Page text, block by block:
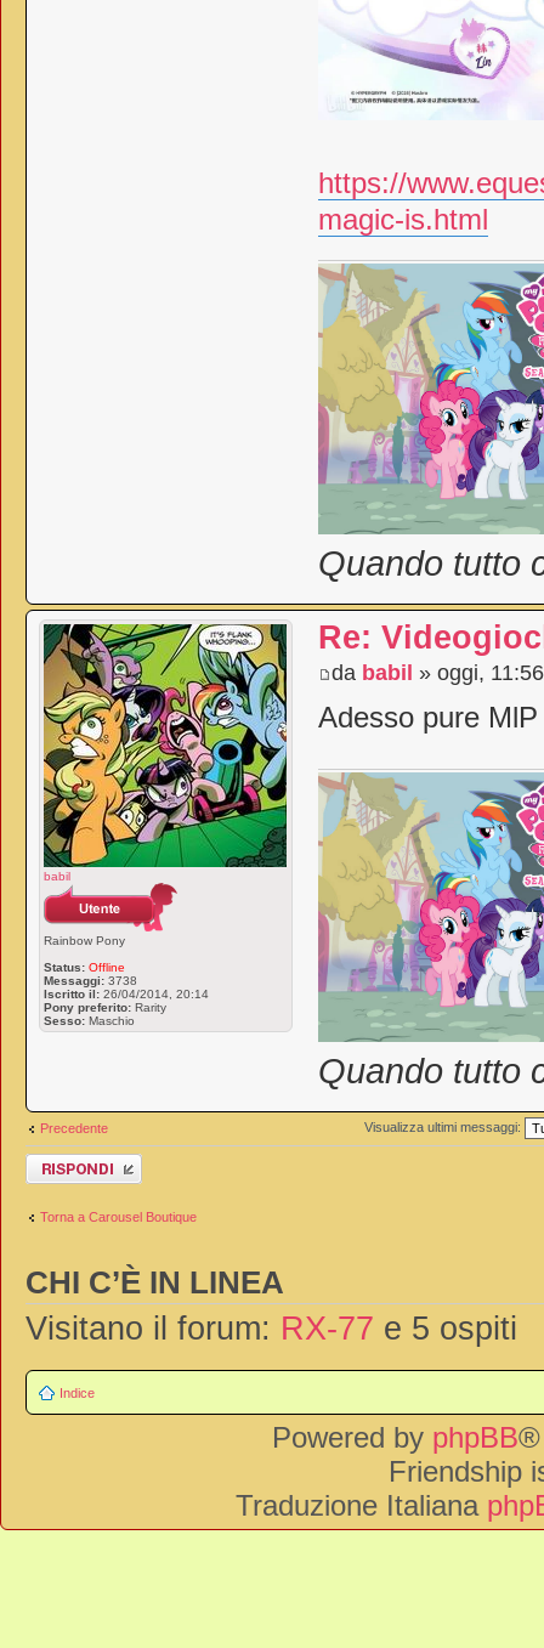
https://
magic-is.html
Quando tutto
Re:
da babil » oggi, 11:56
Adesso pure
Quando tutto
babil
Rainbow Pony
Status: Offline
Messaggi: 3738
Iscritto il: 26/04/2014, 20:14
Pony preferito: Rarity
Sesso: Maschio
Precedente Visualizza ultimi messaggi:
Rispondi al
messaggio
Torna a Carousel Boutique
CHI C’È IN LINEA
Visitano il forum: RX-77 e 5 ospiti
Indice
Powered by phpBB®
Friendship
Traduzione Italiana